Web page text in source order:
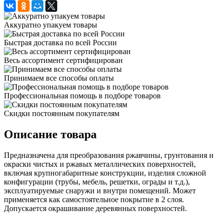
Аккуратно упакуем товары
Быстрая доставка по всей России
Весь ассортимент сертифицирован
Принимаем все способы оплаты
Профессиональная помощь в подборе товаров
Скидки постоянным покупателям
Описание товара
Предназначена для преобразования ржавчины, грунтования и
окраски чистых и ржавых металлических поверхностей,
включая крупногабаритные конструкции, изделия сложной
конфигурации (трубы, мебель, решетки, ограды и т.д.),
эксплуатируемые снаружи и внутри помещений. Может
применяется как самостоятельное покрытие в 2 слоя.
Допускается окрашивание деревянных поверхностей.